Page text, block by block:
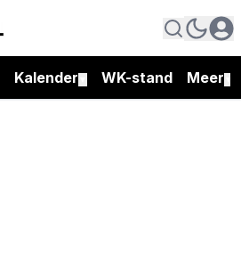
Kalender WK-stand Meer